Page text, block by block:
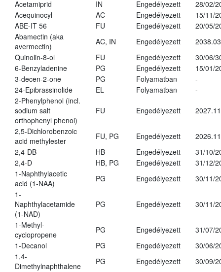
Acetamiprid
IN Engedélyezett
28/02/
Acequinocyl
AC Engedélyezett
15/11/
ABE-IT 56
FU Engedélyezett
20/05/
Abamectin (aka
avermectin)
AC, IN Engedélyezett
Quinolin-8-ol
FU Engedélyezett
30/06/
6-Benzyladenine
PG Engedélyezett
15/01/
3-decen-2-one
PG Folyamatban
-
24-Epibrassinolide
EL Folyamatban
-
2-Phenylphenol (incl.
sodium salt
orthophenyl phenol)
FU Engedélyezett
2,5-Dichlorobenzoic
acid methylester
FU, PG Engedélyezett
2,4-DB
HB Engedélyezett
31/10/
2,4-D
HB, PG Engedélyezett
31/12/
1-Naphthylacetic
acid (1-NAA)
PG Engedélyezett
30/11/
1-
Naphthylacetamide
(1-NAD)
PG Engedélyezett 30/11/
1-Methyl-
cyclopropene
PG Engedélyezett
31/07/
1-Decanol
PG Engedélyezett
30/06/
1,4-
Dimethylnaphthalene
PG Engedélyezett 30/09/